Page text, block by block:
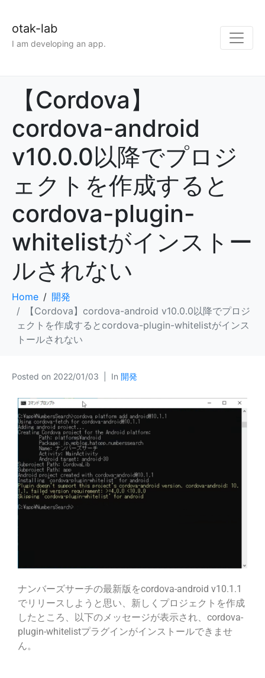
otak-lab
I am developing an app.
【Cordova】
cordova-android
v10.0.0以降でプロジ
ェクトを作成すると
cordova-plugin-
whitelistがインストー
ルされない
Home
開発
【Cordova】cordova-android v10.0.0以降でプロジ
ェクトを作成するとcordova-plugin-whitelistがインス
トールされない
Posted on 2022/01/03 In 開発
ナンバーズサーチの最新版をcordova-android v10.1.1
でリリースしようと思い、新しくプロジェクトを作成
したところ、以下のメッセージが表示され、cordova-
plugin-whitelistプラグインがインストールできませ
ん。